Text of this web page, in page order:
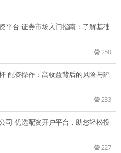
平台 证券市场入门指南：了解基础
250
配资操作：高收益背后的风险与陷
233
司 优选配资开户平台，助您轻松投
227